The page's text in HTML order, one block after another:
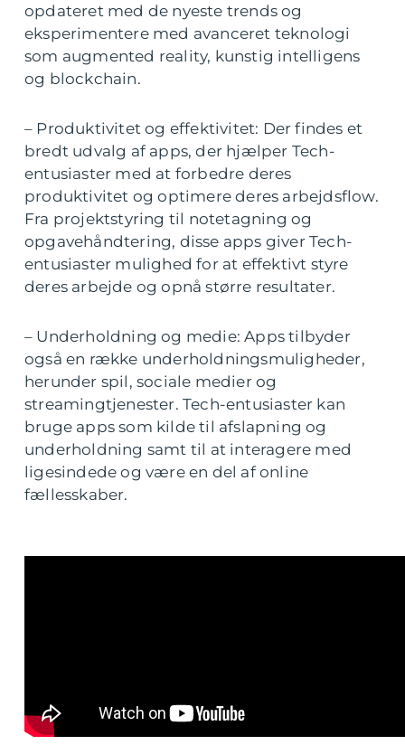
opdateret med de nyeste trends og
eksperimentere med avanceret teknologi
som augmented reality, kunstig intelligens
og blockchain.
– Produktivitet og effektivitet: Der findes et
bredt udvalg af apps, der hjælper Tech-
entusiaster med at forbedre deres
produktivitet og optimere deres arbejdsflow.
Fra projektstyring til notetagning og
opgavehåndtering, disse apps giver Tech-
entusiaster mulighed for at effektivt styre
deres arbejde og opnå større resultater.
– Underholdning og medie: Apps tilbyder
også en række underholdningsmuligheder,
herunder spil, sociale medier og
streamingtjenester. Tech-entusiaster kan
bruge apps som kilde til afslapning og
underholdning samt til at interagere med
ligesindede og være en del af online
fællesskaber.